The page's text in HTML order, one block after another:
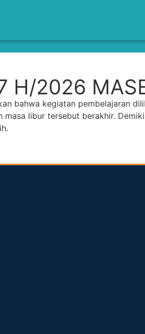
H/2026
bahwa kegiatan pembelajaran
libur tersebut berakhir.